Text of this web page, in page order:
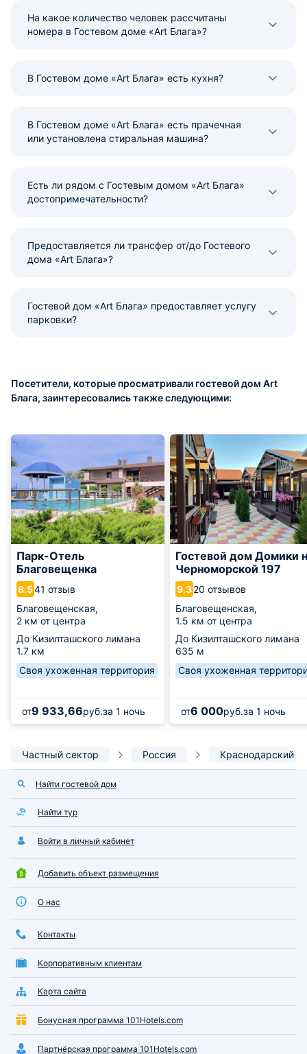
На какое количество человек рассчитаны
номера в Гостевом доме «Art Блага»?
В Гостевом доме «Art Блага» есть кухня?
В Гостевом доме «Art Блага» есть прачечная
или установлена стиральная машина?
Есть ли рядом с Гостевым домом «Art Блага»
достопримечательности?
Предоставляется ли трансфер от/до Гостевого
дома «Art Блага»?
Гостевой дом «Art Блага» предоставляет услугу
парковки?
Посетители, которые просматривали гостевой дом Art
Блага, заинтересовались также следующими:
Парк-Отель
Благовещенка
8.541 отзыв
Благовещенская,
2 км от центра
До Кизилташского лимана
1.7 км
Своя ухоженная территория
от9 933,66руб.за 1 ночь
Гостевой дом Домики
Черноморской 197
9.320 отзывов
Благовещенская,
1.5 км от центра
До Кизилташского лимана
635 м
Своя ухоженная
от6 000руб.за 1 ночь
Частный сектор Россия Краснодарский
Найти гостевой дом
Найти тур
Войти в личный кабинет
Добавить объект размещения
О нас
Контакты
Корпоративным клиентам
Карта сайта
Бонусная программа 101Hotels.com
Партнёрская программа 101Hotels.com